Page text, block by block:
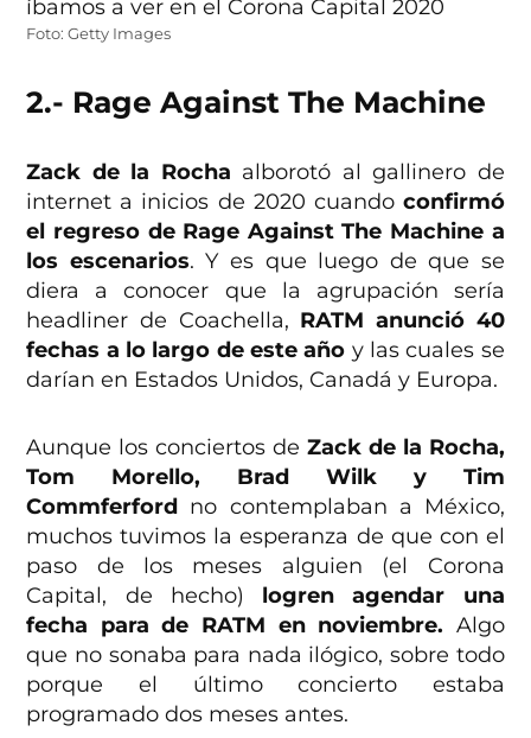
Foto: Getty Images
2.- Rage Against The Machine
Zack de la Rocha alborotó al gallinero de
internet a inicios de 2020 cuando confirmó
el regreso de Rage Against The Machine a
los escenarios. Y es que luego de que se
diera a conocer que la agrupación sería
headliner de Coachella, RATM anunció 40
fechas a lo largo de este año y las cuales se
darían en Estados Unidos, Canadá y Europa.
Aunque los conciertos de Zack de la Rocha,
Tom Morello, Brad Wilk y Tim
Commferford no contemplaban a México,
muchos tuvimos la esperanza de que con el
paso de los meses alguien (el Corona
Capital, de hecho) logren agendar una
fecha para de RATM en noviembre. Algo
que no sonaba para nada ilógico, sobre todo
porque el último concierto estaba
programado dos meses antes.